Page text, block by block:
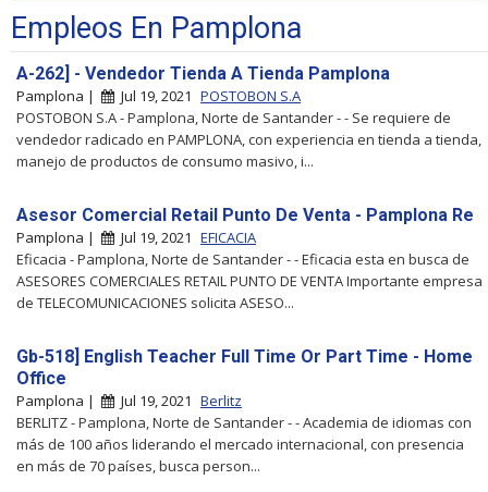
Empleos En Pamplona
A-262] - Vendedor Tienda A Tienda Pamplona
Pamplona | Jul 19, 2021 POSTOBON S.A
POSTOBON S.A - Pamplona, Norte de Santander - - Se requiere de
vendedor radicado en PAMPLONA, con experiencia en tienda a tienda,
manejo de productos de consumo masivo, i...
Asesor Comercial Retail Punto De Venta - Pamplona Re
Pamplona | Jul 19, 2021 EFICACIA
Eficacia - Pamplona, Norte de Santander - - Eficacia esta en busca de
ASESORES COMERCIALES RETAIL PUNTO DE VENTA Importante empresa
de TELECOMUNICACIONES solicita ASESO...
Gb-518] English Teacher Full Time Or Part Time - Home
Office
Pamplona | Jul 19, 2021 Berlitz
BERLITZ - Pamplona, Norte de Santander - - Academia de idiomas con
más de 100 años liderando el mercado internacional, con presencia
en más de 70 países, busca person...